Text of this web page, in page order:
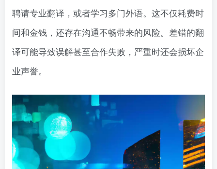
聘请专业翻译，或者学习多门外语。这不仅耗费时
间和金钱，还存在沟通不畅带来的风险。差错的翻
译可能导致误解甚至合作失败，严重时还会损坏企
业声誉。